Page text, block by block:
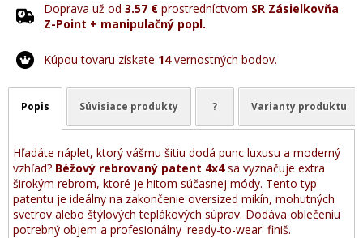
Doprava už od 3.57 € prostredníctvom SR Zásielkovňa
Z-Point + manipulačný popl.
Kúpou tovaru získate 14vernostných bodov.
Popis Súvisiace produkty ? Varianty produktu
Hľadáte náplet, ktorý vášmu šitiu dodá punc luxusu a moderný
vzhľad? Béžový rebrovaný patent 4x4sa vyznačuje extra
širokým rebrom, ktoré je hitom súčasnej módy. Tento typ
patentu je ideálny na zakončenie oversized mikín, mohutných
svetrov alebo štýlových teplákových súprav. Dodáva oblečeniu
potrebný objem a profesionálny 'ready-to-wear' finiš.